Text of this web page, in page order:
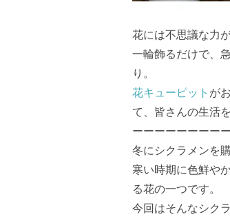
花には不思議な力
一輪飾るだけで、
り。
花キューピット が
て、皆さんの生活
ーーーーーーーーー
冬にシクラメンを
寒い時期に色鮮や
る花の一つです。
今回はそんなシク